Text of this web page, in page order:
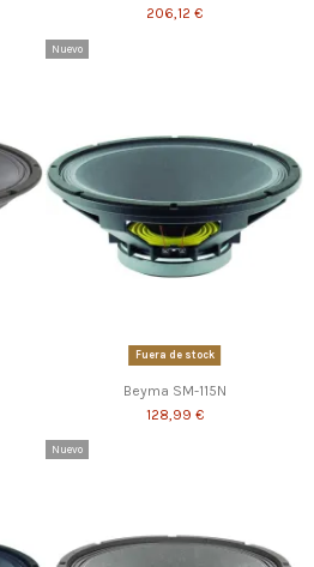
206,12 €
Nuevo
Fuera de stock
Beyma SM-115N
128,99 €
Nuevo